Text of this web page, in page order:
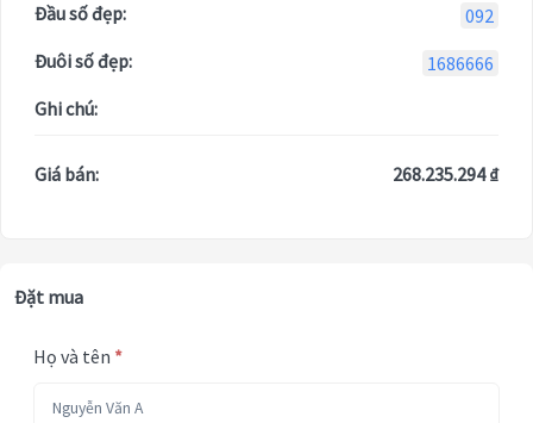
Đầu số đẹp:
092
Đuôi số đẹp:
1686666
Ghi chú:
Giá bán: 268.235.294 ₫
Đặt mua
Họ và tên *